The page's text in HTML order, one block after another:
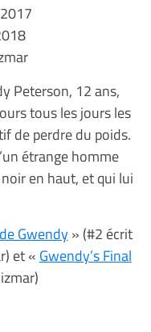
Peterson, 12 ans,
tous les jours les
de perdre du poids.
étrange homme
en haut, et qui lui
Gwendy» (#2 écrit
et « Gwendy’s Final